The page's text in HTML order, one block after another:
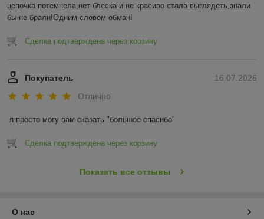
цепочка потемнела,нет блеска и не красиво стала выглядеть,знали
бы-не брали!Одним словом обман!
Сделка подтверждена через корзину
16.07.2026
Покупатель
Отлично
я просто могу вам сказать "большое спасибо"
Сделка подтверждена через корзину
Показать все отзывы
О нас